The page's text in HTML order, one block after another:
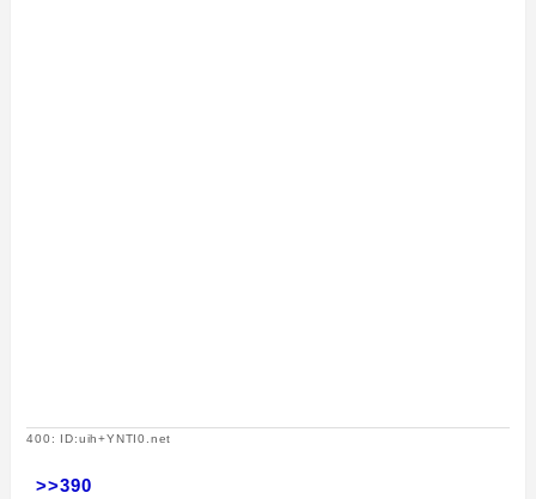
400: ID:uih+YNTI0.net
>>390